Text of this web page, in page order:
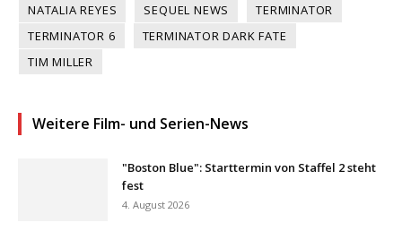
NATALIA REYES
SEQUEL NEWS
TERMINATOR
TERMINATOR 6
TERMINATOR DARK FATE
TIM MILLER
Weitere Film- und Serien-News
"Boston Blue": Starttermin von Staffel 2 steht
fest
4. August 2026